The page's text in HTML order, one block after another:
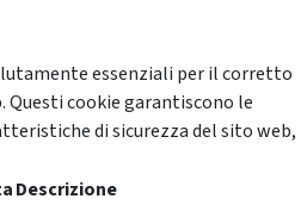
essenziali per il corretto
cookie garantiscono le
di sicurezza del sito web,
Descrizione